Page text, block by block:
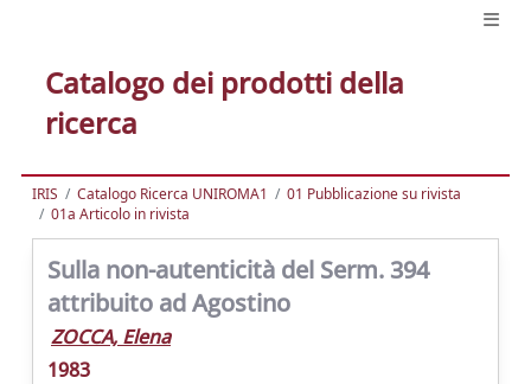
Catalogo dei prodotti della
ricerca
IRIS Catalogo Ricerca UNIROMA1
01 Pubblicazione su rivista
01a Articolo in rivista
Sulla non-autenticità del Serm. 394
attribuito ad Agostino
ZOCCA, Elena
1983